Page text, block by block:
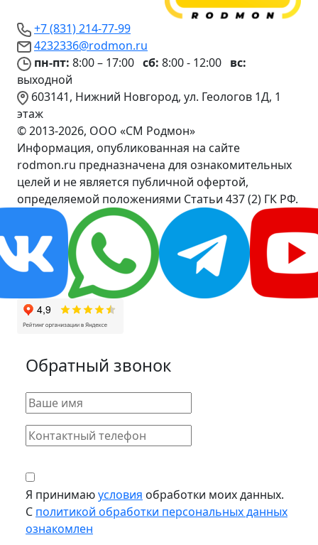
+7 (831) 214-77-99
4232336@rodmon.ru
пн-пт: 8:00 – 17:00 сб: 8:00 - 12:00 вс:
выходной
603141, Нижний Новгород, ул. Геологов 1Д, 1
этаж
© 2013-2026, ООО «СМ Родмон»
Информация, опубликованная на сайте
rodmon.ru предназначена для ознакомительных
целей и не является публичной офертой,
определяемой положениями Статьи 437 (2) ГК РФ.
Обратный звонок
Я принимаюусловия обработки моих данных.
С политикой обработки персональных данных
ознакомлен